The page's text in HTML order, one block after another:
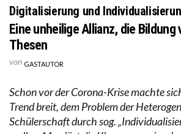
Digitalisierung und
Eine unheilige Allianz, die Bildung
Thesen
von GASTAUTOR
Schon vor der Corona-Krise machte
Trend breit, dem Problem der
Schülerschaft durch sog.